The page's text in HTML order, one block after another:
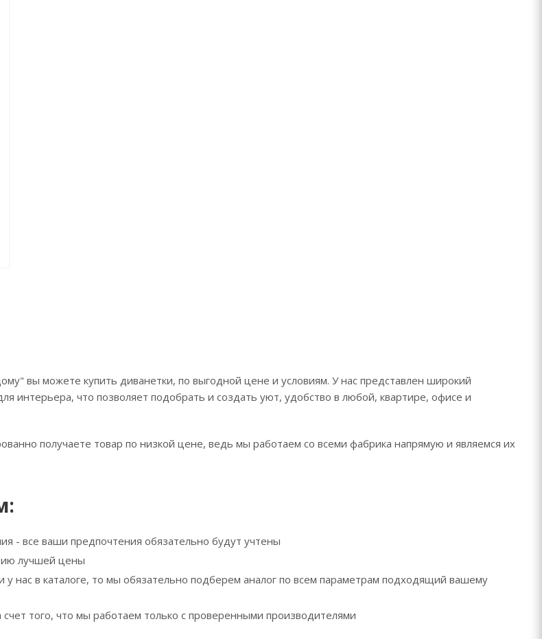
вы можете купить диванетки, по выгодной цене и условиям. У нас представлен широкий
интерьера, что позволяет подобрать и создать уют, удобство в любой, квартире, офисе и
получаете товар по низкой цене, ведь мы работаем со всеми фабрика напрямую и являемся их
- все ваши предпочтения обязательно будут учтены
лучшей цены
нас в каталоге, то мы обязательно подберем аналог по всем параметрам подходящий вашему
счет того, что мы работаем только с проверенными производителями